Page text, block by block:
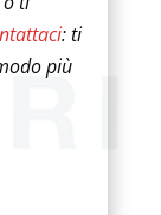
: ti
più